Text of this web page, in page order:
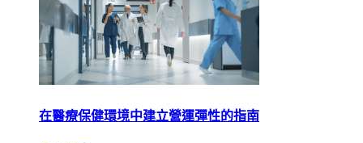
在醫療保健環境中建立營運彈性的指南